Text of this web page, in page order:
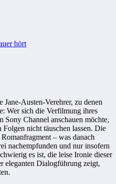
hört
Austen-Verehrer, zu denen
Wer sich die Verfilmung ihres
Sony Channel anschauen möchte,
nicht täuschen lassen. Die
– was danach
nachempfunden und nur insofern
es ist, die leise Ironie dieser
eleganten Dialogführung zeigt,